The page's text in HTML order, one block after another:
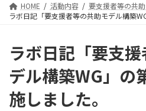
HOME 活動内容
要支援者等の共
ラボ日記「要支援者等の共助モデル構築
ラボ日記「要支
デル構築WG」の
施しました。